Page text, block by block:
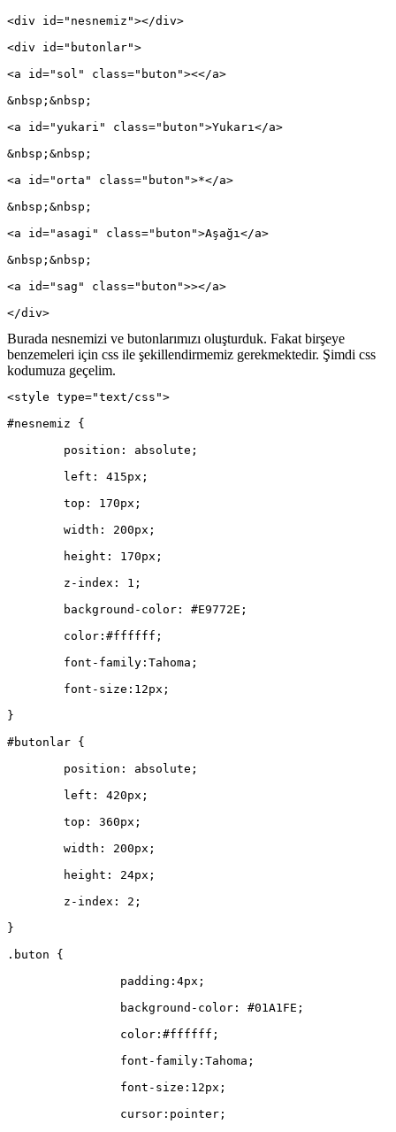
<div id="nesnemiz"></div>
<div id="butonlar">
<a id="sol" class="buton"><</a>
&nbsp;&nbsp;
<a id="yukari" class="buton">Yukarı</a>
&nbsp;&nbsp;
<a id="orta" class="buton">*</a>
&nbsp;&nbsp;
<a id="asagi" class="buton">Aşağı</a>
&nbsp;&nbsp;
<a id="sag" class="buton">></a>
</div>
Burada nesnemizi ve butonlarımızı oluşturduk. Fakat birşeye
benzemeleri için css ile şekillendirmemiz gerekmektedir. Şimdi css
kodumuza geçelim.
<style type="text/css">
#nesnemiz {
	position: absolute;
	left: 415px;
	top: 170px;
	width: 200px;
	height: 170px;
	z-index: 1;
	background-color: #E9772E;
	color:#ffffff;
	font-family:Tahoma;
	font-size:12px;
}
#butonlar {
	position: absolute;
	left: 420px;
	top: 360px;
	width: 200px;
	height: 24px;
	z-index: 2;
}
.buton {
		padding:4px;
		background-color: #01A1FE;
		color:#ffffff;
		font-family:Tahoma;
		font-size:12px;
		cursor:pointer;